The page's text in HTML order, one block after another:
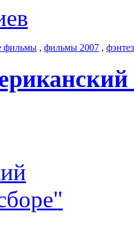
фильмы , фильмы 2007 ,